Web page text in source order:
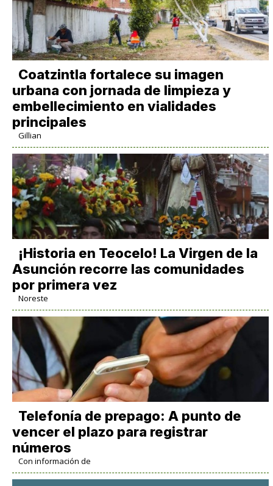
Coatzintla fortalece su imagen
urbana con jornada de limpieza y
embellecimiento en vialidades
principales
Gillian
​¡Historia en Teocelo! La Virgen de la
Asunción recorre las comunidades
por primera vez
Noreste
Telefonía de prepago: A punto de
vencer el plazo para registrar
números
Con información de